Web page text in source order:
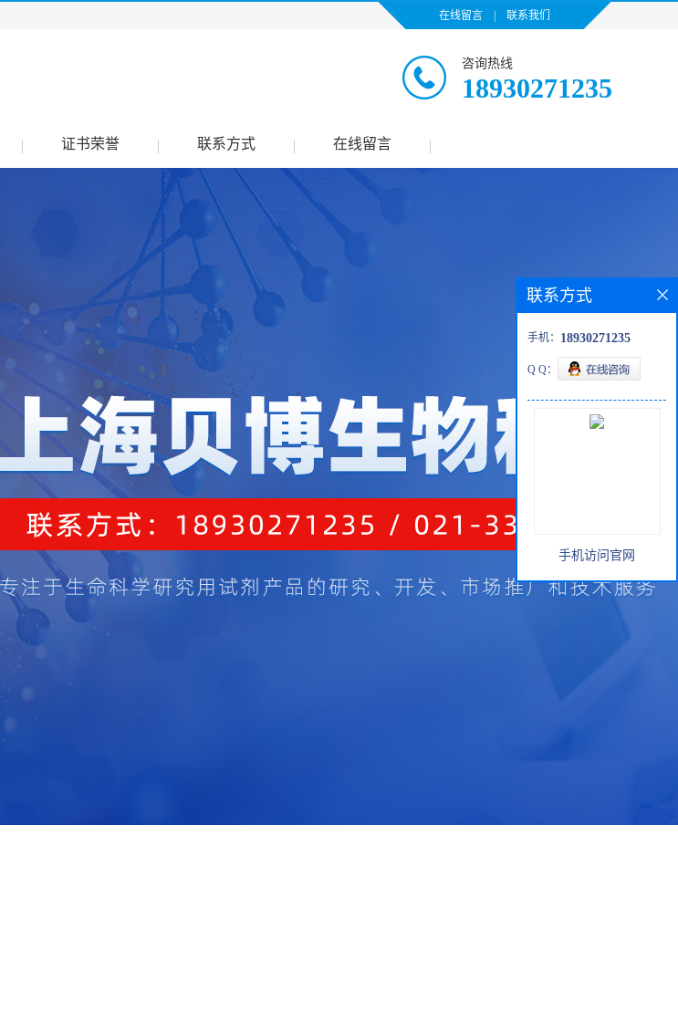
在线留言 联系我们
咨询热线
18930271235
证书荣誉 联系方式 在线留言
联系方式
手机： 18930271235
Q Q：
手机访问官网